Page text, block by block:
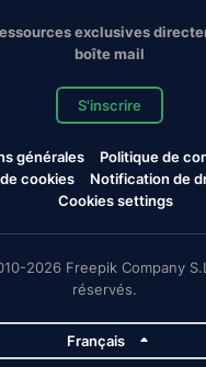
exclusives
boîte mail
S'inscrire
générales
Politique de
cookies
Notification de
Cookies settings
2026 Freepik Company
réservés.
Français